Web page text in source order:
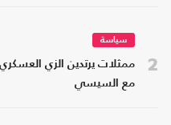
2
سياسة
ممثلات يرتدين الزي
مع السيسي